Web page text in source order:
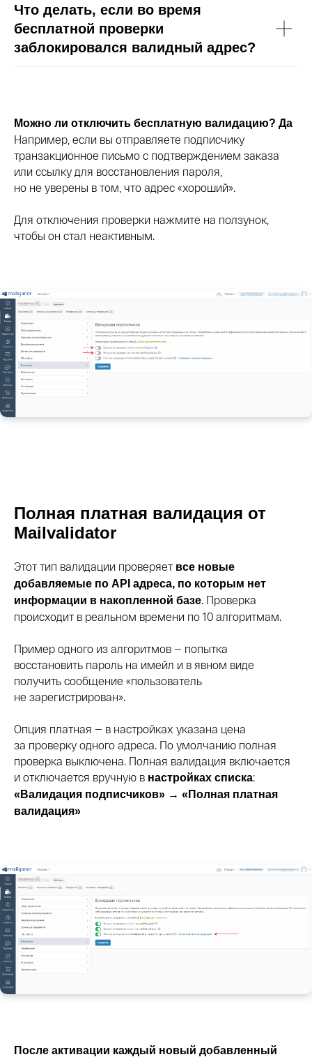
Что делать, если во время
бесплатной проверки
заблокировался валидный адрес?
Можно ли отключить бесплатную валидацию? Да
Например, если вы отправляете подписчику
транзакционное письмо с подтверждением заказа
или ссылку для восстановления пароля,
но не уверены в том, что адрес «хороший».
Для отключения проверки нажмите на ползунок,
чтобы он стал неактивным.
Полная платная валидация от
Mailvalidator
Этот тип валидации проверяет все новые
добавляемые по API адреса, по которым нет
информации в накопленной базе. Проверка
происходит в реальном времени по 10 алгоритмам.
Пример одного из алгоритмов — попытка
восстановить пароль на имейл и в явном виде
получить сообщение «пользователь
не зарегистрирован».
Опция платная — в настройках указана цена
за проверку одного адреса. По умолчанию полная
проверка выключена. Полная валидация включается
и отключается вручную в настройках списка:
«Валидация подписчиков» → «Полная платная
валидация»
После активации каждый новый добавленный